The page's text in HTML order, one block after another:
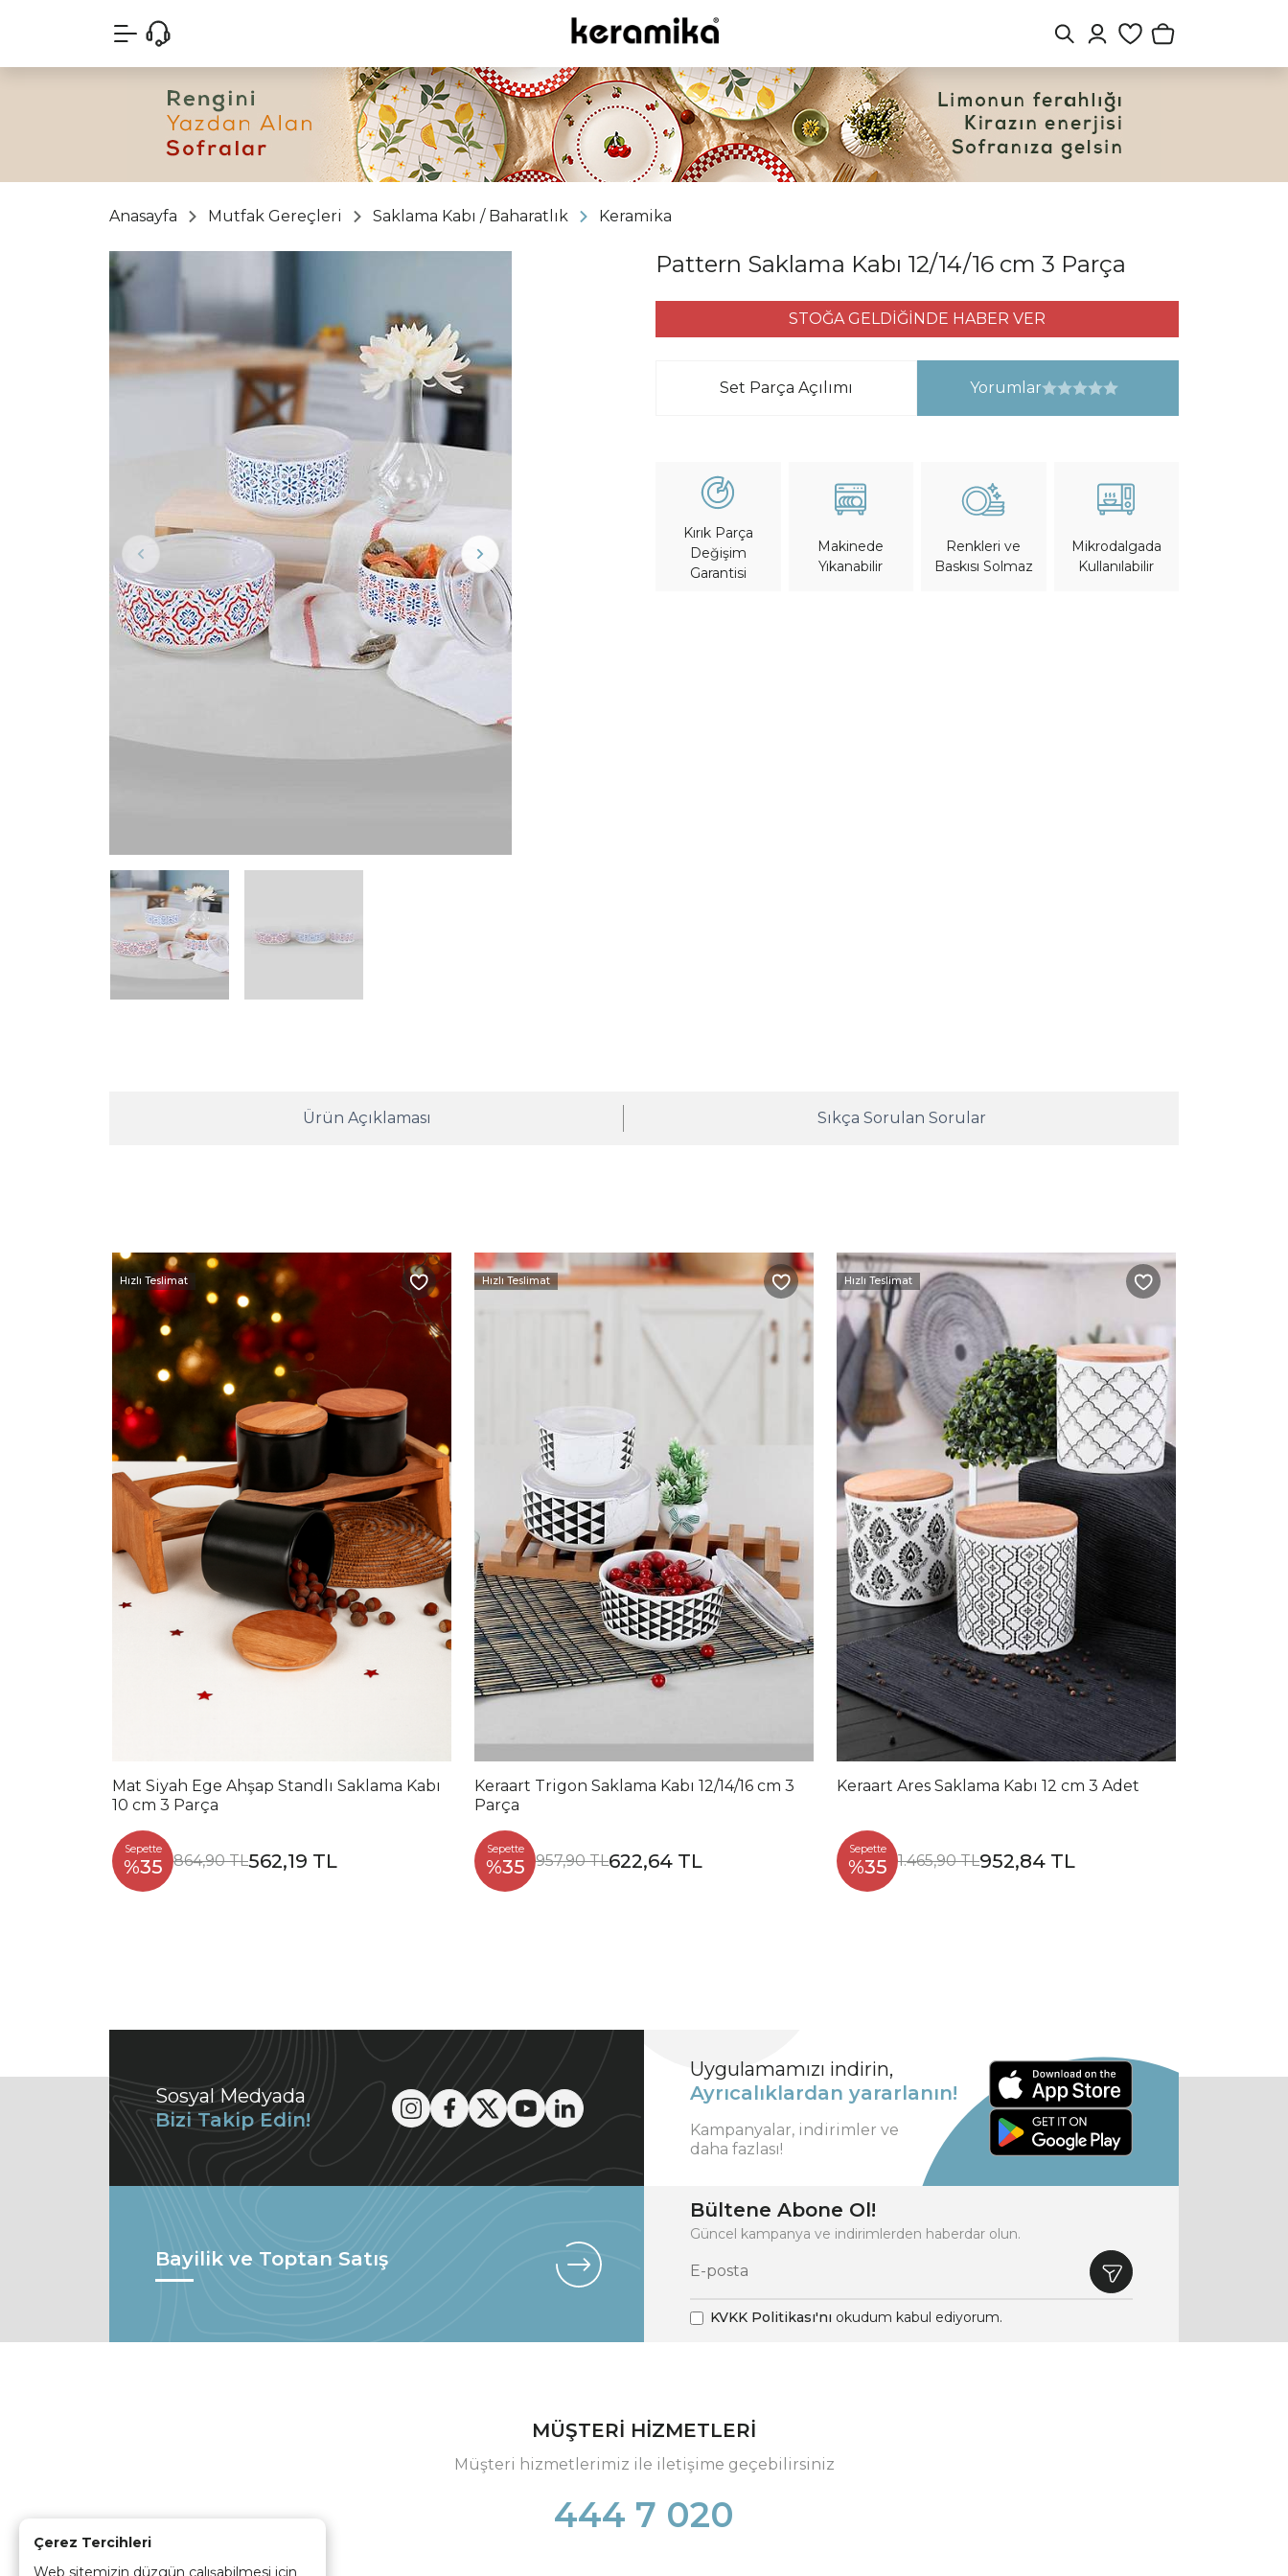
Çerez Tercihleri
Web sitemizin düzgün çalışabilmesi için
Anasayfa Mutfak Gereçleri Saklama Kabı / Baharatlık Keramika
Pattern Saklama Kabı 12/14/16 cm 3 Parça
STOĞA GELDİĞİNDE HABER VER
Set Parça Açılımı Yorumlar
Kırık Parça
Değişim
Garantisi
Makinede
Yıkanabilir
Renkleri ve
Baskısı Solmaz
Mikrodalgada
Kullanılabilir
Ürün Açıklaması Sıkça Sorulan Sorular
Hızlı Teslimat
Mat Siyah Ege Ahşap Standlı Saklama Kabı
10 cm 3 Parça
Sepette
%35 864,90 TL562,19 TL
Hızlı Teslimat
Keraart Trigon Saklama Kabı 12/14/16 cm 3
Parça
Sepette
%35 957,90 TL622,64 TL
Hızlı Teslimat
Keraart Ares Saklama Kabı 12 cm 3 Adet
Sepette
%35 1.465,90 TL952,84 TL
Sosyal Medyada
Bizi Takip Edin!
Uygulamamızı indirin,
Ayrıcalıklardan yararlanın!
Kampanyalar, indirimler ve
daha fazlası!
Bayilik ve Toptan Satış
Bültene Abone Ol!
Güncel kampanya ve indirimlerden haberdar olun.
KVKK Politikası'nı okudum kabul ediyorum.
MÜŞTERİ HİZMETLERİ
Müşteri hizmetlerimiz ile iletişime geçebilirsiniz
444 7 020